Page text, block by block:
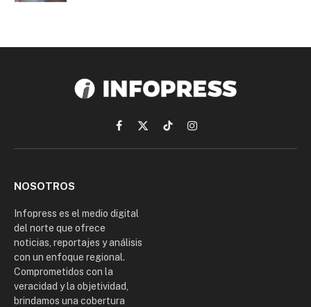
Facebook
X
(Twitter)
TikTokInstagram
NOSOTROS
Infopress es el medio digital
del norte que ofrece
noticias, reportajes y análisis
con un enfoque regional.
Comprometidos con la
veracidad y la objetividad,
brindamos una cobertura